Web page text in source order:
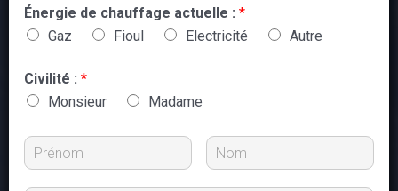
Énergie de chauffage actuelle : *
Gaz
Fioul Electricité Autre
Civilité : *
Monsieur
Madame